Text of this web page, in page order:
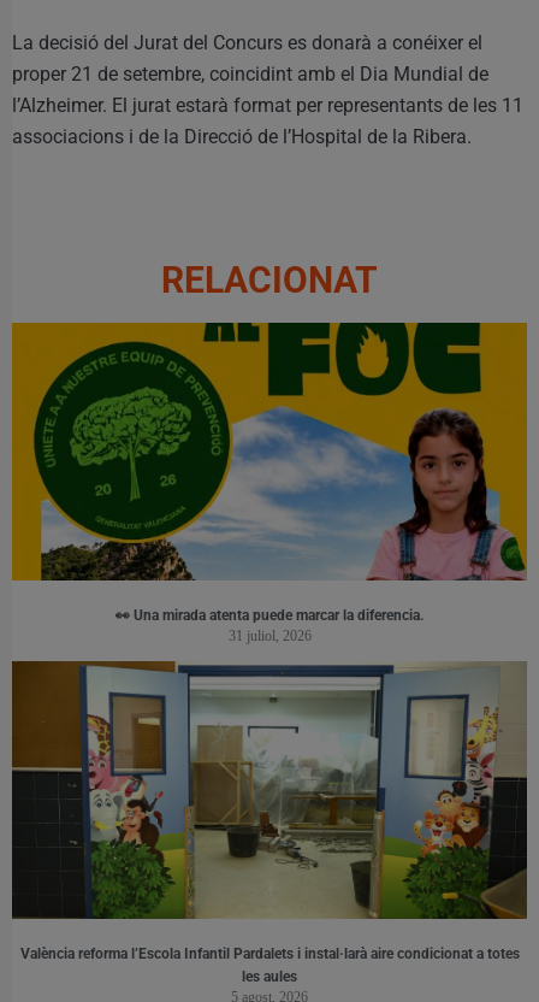
La decisió del Jurat del Concurs es donarà a conéixer el
proper 21 de setembre, coincidint amb el Dia Mundial de
l’Alzheimer. El jurat estarà format per representants de les 11
associacions i de la Direcció de l’Hospital de la Ribera.
RELACIONAT
👀 Una mirada atenta puede marcar la diferencia.
31 juliol, 2026
València reforma l’Escola Infantil Pardalets i instal·larà aire condicionat a totes
les aules
5 agost, 2026